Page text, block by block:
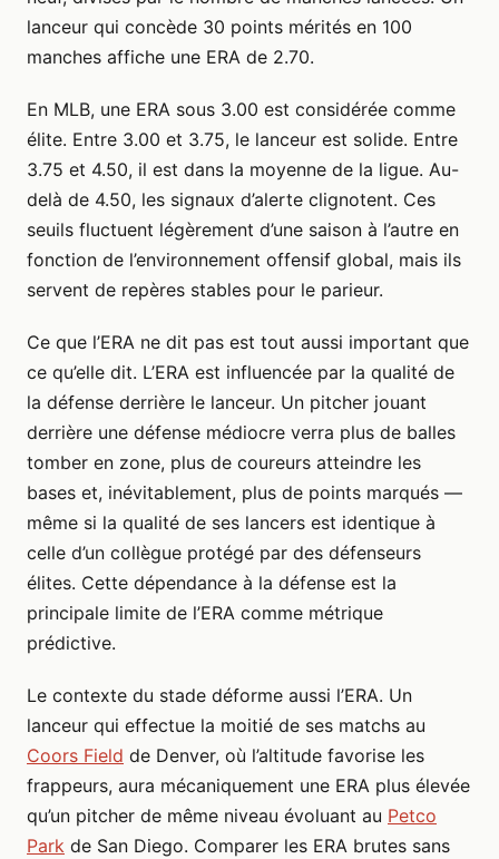
lanceur qui concède 30 points mérités en 100
manches affiche une ERA de 2.70.
En MLB, une ERA sous 3.00 est considérée comme
élite. Entre 3.00 et 3.75, le lanceur est solide. Entre
3.75 et 4.50, il est dans la moyenne de la ligue. Au-
delà de 4.50, les signaux d’alerte clignotent. Ces
seuils fluctuent légèrement d’une saison à l’autre en
fonction de l’environnement offensif global, mais ils
servent de repères stables pour le parieur.
Ce que l’ERA ne dit pas est tout aussi important que
ce qu’elle dit. L’ERA est influencée par la qualité de
la défense derrière le lanceur. Un pitcher jouant
derrière une défense médiocre verra plus de balles
tomber en zone, plus de coureurs atteindre les
bases et, inévitablement, plus de points marqués —
même si la qualité de ses lancers est identique à
celle d’un collègue protégé par des défenseurs
élites. Cette dépendance à la défense est la
principale limite de l’ERA comme métrique
prédictive.
Le contexte du stade déforme aussi l’ERA. Un
lanceur qui effectue la moitié de ses matchs au
Coors Field de Denver, où l’altitude favorise les
frappeurs, aura mécaniquement une ERA plus élevée
qu’un pitcher de même niveau évoluant au Petco
Park de San Diego. Comparer les ERA brutes sans